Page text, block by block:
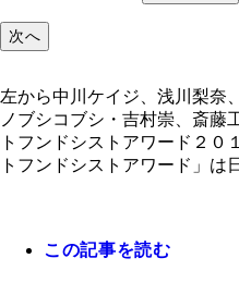
次へ
左から中川ケイジ、浅川梨奈
ノブシコブシ・吉村崇、斎藤
トフンドシストアワード２０
トフンドシストアワード」は
この記事を読む